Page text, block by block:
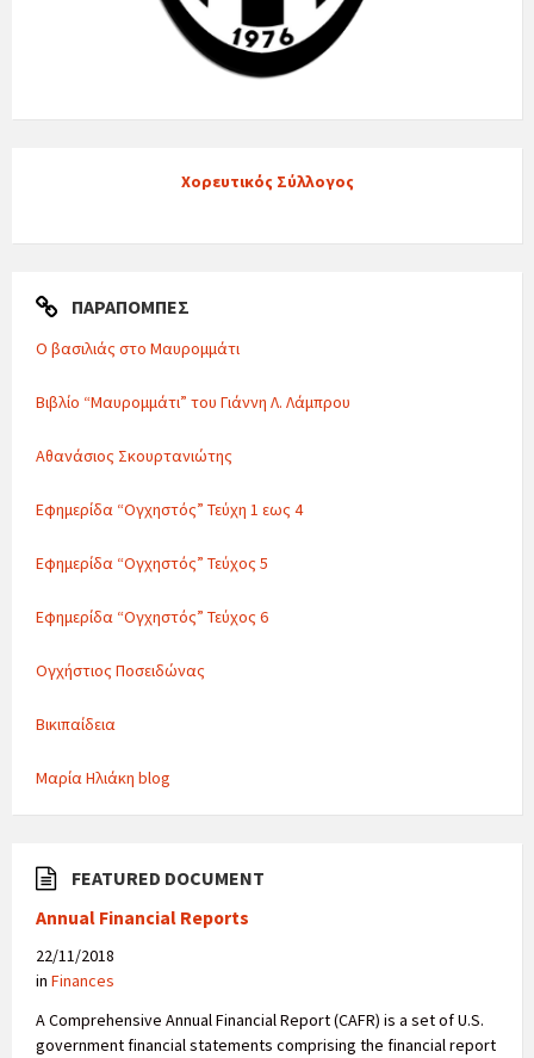
Χορευτικός Σύλλογος
ΠΑΡΑΠΟΜΠΈΣ
Ο βασιλιάς στο Μαυρομμάτι
Βιβλίο “Μαυρομμάτι” του Γιάννη Λ. Λάμπρου
Αθανάσιος Σκουρτανιώτης
Εφημερίδα “Ογχηστός” Τεύχη 1 εως 4
Εφημερίδα “Ογχηστός” Τεύχος 5
Εφημερίδα “Ογχηστός” Τεύχος 6
Ογχήστιος Ποσειδώνας
Βικιπαίδεια
Μαρία Ηλιάκη blog
FEATURED DOCUMENT
Annual Financial Reports
22/11/2018
in Finances
A Comprehensive Annual Financial Report (CAFR) is a set of U.S.
government financial statements comprising the financial report